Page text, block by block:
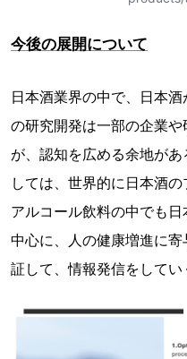
今後の展開について
日本酒業界の中で、日本
の研究開発は一部の企業
が、認知を広める余地が
しては、世界的に日本酒の
アルコール飲料の中でも
中心に、人の健康増進に
証して、情報発信をしてい